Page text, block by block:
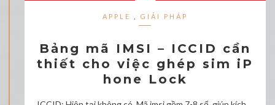
APPLE GIẢI PHÁP
Bảng mã IMSI – ICCID cần
thiết cho việc ghép sim iP
hone Lock